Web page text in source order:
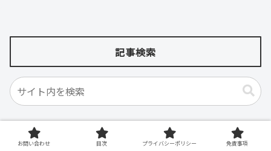
記事検索
著者情報
お問い合わせ 目次 プライバシーポリシー 免責事項